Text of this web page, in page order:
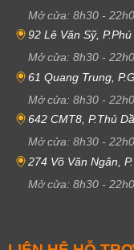
Mở cửa: 8h30 -
92 Lê Văn Sỹ,
Mở cửa: 8h30 -
61 Quang Trung,
Mở cửa: 8h30 -
642 CMT8, P.Thủ
Mở cửa: 8h30 -
274 Võ Văn Ngân,
Mở cửa: 8h30 -